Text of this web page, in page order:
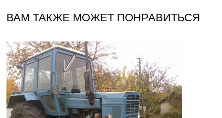
ВАМ ТАКЖЕ МОЖЕТ ПОНРАВИТЬСЯ